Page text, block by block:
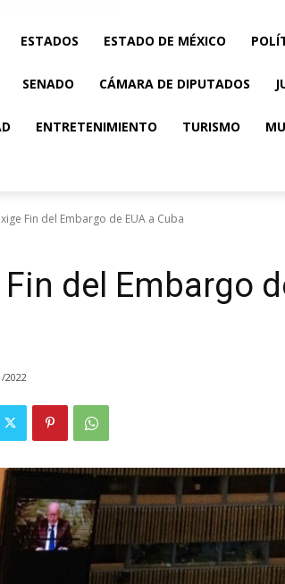
ESTADOS ESTADO DE MÉXICO
SENADO CÁMARA DE DIPUTADOS
ENTRETENIMIENTO TURISMO
Fin del Embargo de EUA a Cuba
del Embargo
2022